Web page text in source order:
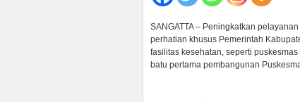
SANGATTA – Peningkatkan
perhatian khusus Pemerintah
fasilitas kesehatan, seperti
batu pertama pembangunan